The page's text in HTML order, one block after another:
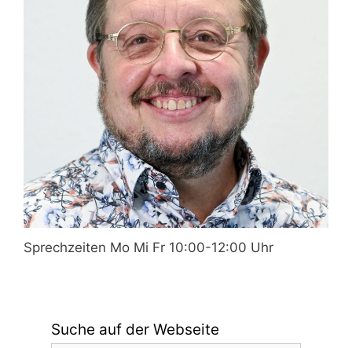
Sprechzeiten Mo Mi Fr 10:00-12:00 Uhr
Suche auf der Webseite